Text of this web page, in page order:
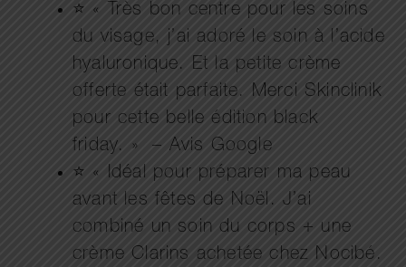
⭐ « Très bon centre pour les soins
du visage, j’ai adoré le soin à l’acide
hyaluronique. Et la petite crème
offerte était parfaite. Merci Skinclinik
pour cette belle édition black
friday. » – Avis Google
⭐ « Idéal pour préparer ma peau
avant les fêtes de Noël. J’ai
combiné un soin du corps + une
crème Clarins achetée chez Nocibé.